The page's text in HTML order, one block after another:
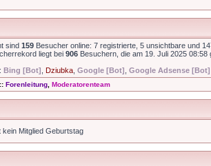
sind 159 Besucher online: 7 registrierte, 5 unsichtbare und
liegt bei 906 Besuchern, die am 19. Juli 2025 08:58
Bing [Bot] Dziubka Google [Bot] Google Adsense [Bot]
Forenleitung Moderatorenteam
kein Mitglied Geburtstag